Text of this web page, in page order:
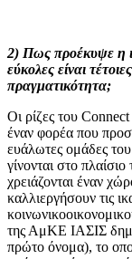
2) Πως προέκυψε η
εύκολες είναι
πραγματικότητα;
Οι ρίζες του Connect
έναν φορέα που
ευάλωτες ομάδες
γίνονται στο
χρειάζονται έναν
καλλιεργήσουν τις
της ΑμΚΕ ΙΑΣΙΣ
πρώτο όνομα), το